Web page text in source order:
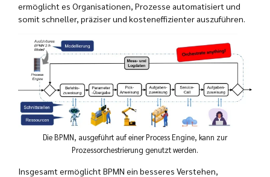
ermöglicht es Organisationen, Prozesse automatisiert und
somit schneller, präziser und kosteneffizienter auszuführen.
Die BPMN, ausgeführt auf einer Process Engine, kann zur
Prozessorchestrierung genutzt werden.
Insgesamt ermöglicht BPMN ein besseres Verstehen,